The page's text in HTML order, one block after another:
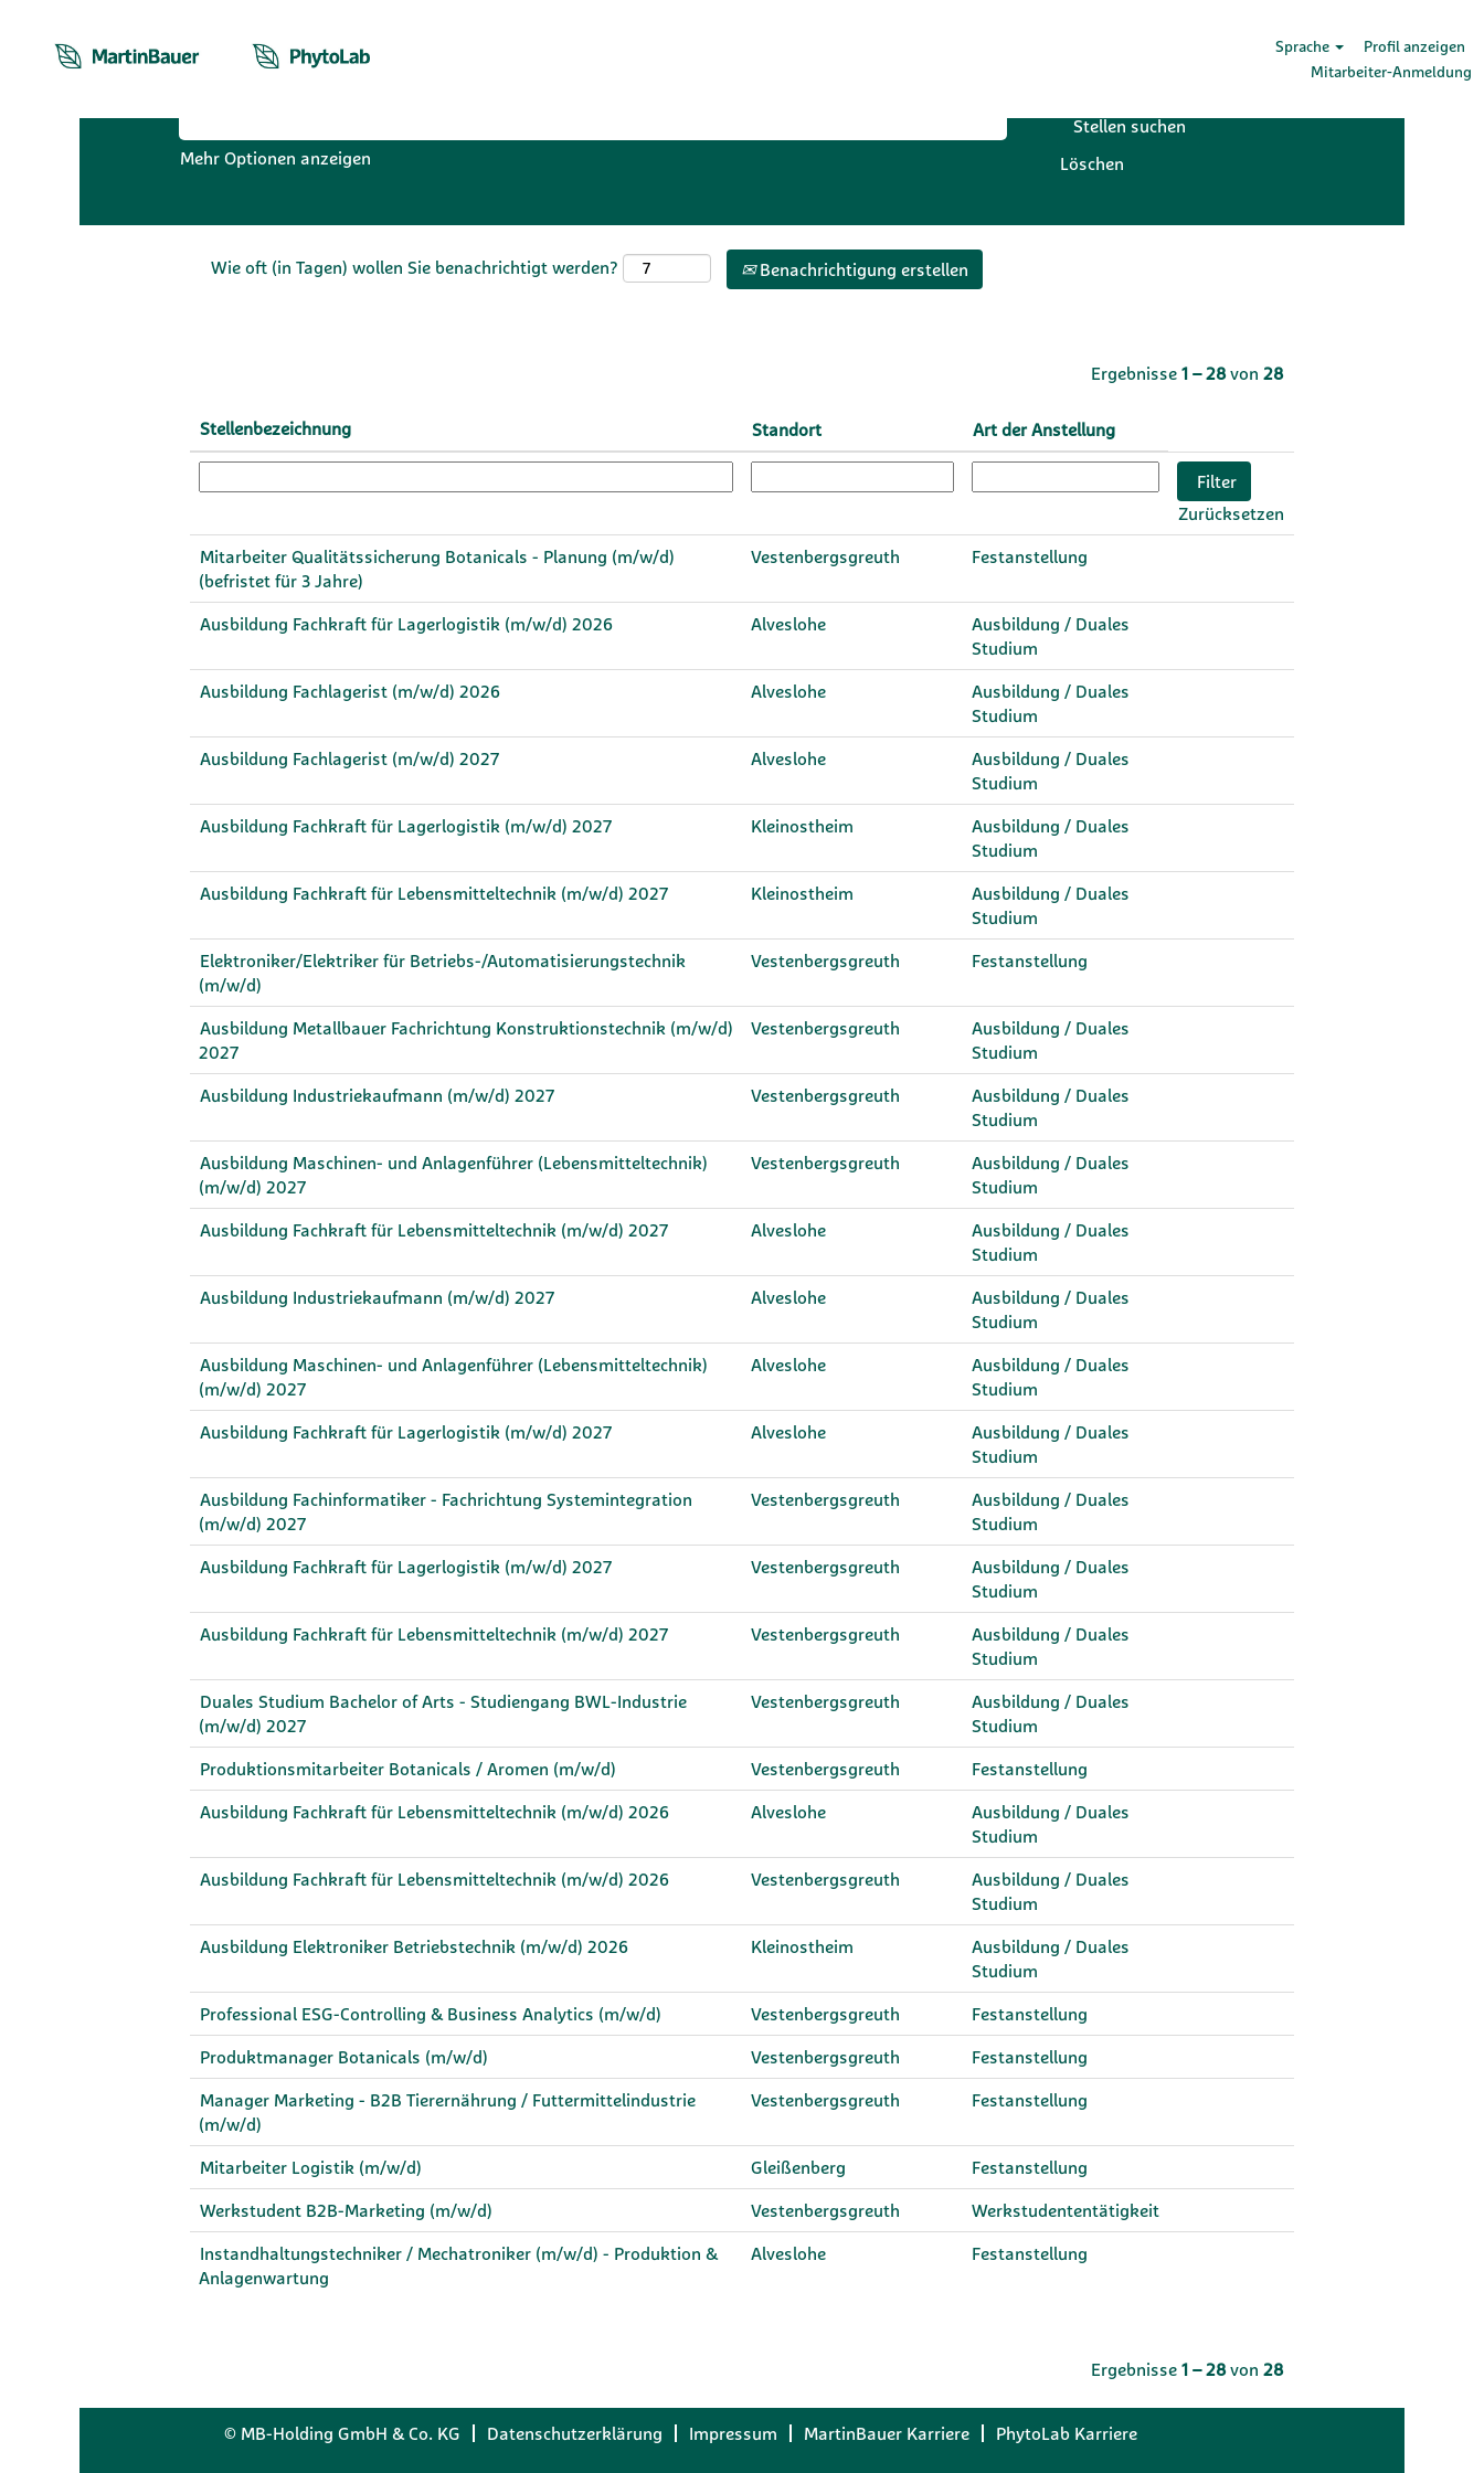
Sprache
Profil anzeigen
Mitarbeiter-Anmeldung
Mehr Optionen anzeigen Löschen
Wie oft (in Tagen) wollen Sie benachrichtigt werden? Benachrichtigung erstellen
Ergebnisse 1 – 28von 28
Stellenbezeichnung Standort Art der Anstellung
Zurücksetzen
Mitarbeiter Qualitätssicherung Botanicals - Planung (m/w/d)
(befristet für 3 Jahre)
Vestenbergsgreuth Festanstellung
Ausbildung Fachkraft für Lagerlogistik (m/w/d) 2026 Alveslohe
Ausbildung / Duales
Studium
Ausbildung Fachlagerist (m/w/d) 2026
Alveslohe
Ausbildung / Duales
Studium
Ausbildung Fachlagerist (m/w/d) 2027
Alveslohe
Ausbildung / Duales
Studium
Ausbildung Fachkraft für Lagerlogistik (m/w/d) 2027
Kleinostheim
Ausbildung / Duales
Studium
Ausbildung Fachkraft für Lebensmitteltechnik (m/w/d) 2027
Kleinostheim
Ausbildung / Duales
Studium
Elektroniker/Elektriker für Betriebs-/Automatisierungstechnik
(m/w/d)
Vestenbergsgreuth Festanstellung
Ausbildung Metallbauer Fachrichtung Konstruktionstechnik (m/w/d)
2027
Vestenbergsgreuth
Ausbildung / Duales
Studium
Ausbildung Industriekaufmann (m/w/d) 2027
Vestenbergsgreuth
Ausbildung / Duales
Studium
Ausbildung Maschinen- und Anlagenführer (Lebensmitteltechnik)
(m/w/d) 2027
Vestenbergsgreuth
Ausbildung / Duales
Studium
Ausbildung Fachkraft für Lebensmitteltechnik (m/w/d) 2027
Alveslohe
Ausbildung / Duales
Studium
Ausbildung Industriekaufmann (m/w/d) 2027
Alveslohe
Ausbildung / Duales
Studium
Ausbildung Maschinen- und Anlagenführer (Lebensmitteltechnik)
(m/w/d) 2027
Alveslohe
Ausbildung / Duales
Studium
Ausbildung Fachkraft für Lagerlogistik (m/w/d) 2027
Alveslohe
Ausbildung / Duales
Studium
Ausbildung Fachinformatiker - Fachrichtung Systemintegration
(m/w/d) 2027
Vestenbergsgreuth
Ausbildung / Duales
Studium
Ausbildung Fachkraft für Lagerlogistik (m/w/d) 2027
Vestenbergsgreuth
Ausbildung / Duales
Studium
Ausbildung Fachkraft für Lebensmitteltechnik (m/w/d) 2027
Vestenbergsgreuth
Ausbildung / Duales
Studium
Duales Studium Bachelor of Arts - Studiengang BWL-Industrie
(m/w/d) 2027
Vestenbergsgreuth
Ausbildung / Duales
Studium
Produktionsmitarbeiter Botanicals / Aromen (m/w/d)
Vestenbergsgreuth
Festanstellung
Ausbildung Fachkraft für Lebensmitteltechnik (m/w/d) 2026
Alveslohe
Ausbildung / Duales
Studium
Ausbildung Fachkraft für Lebensmitteltechnik (m/w/d) 2026
Vestenbergsgreuth
Ausbildung / Duales
Studium
Ausbildung Elektroniker Betriebstechnik (m/w/d) 2026
Kleinostheim
Ausbildung / Duales
Studium
Professional ESG-Controlling & Business Analytics (m/w/d)
Vestenbergsgreuth
Festanstellung
Produktmanager Botanicals (m/w/d)
Vestenbergsgreuth
Festanstellung
Manager Marketing - B2B Tierernährung / Futtermittelindustrie
(m/w/d)
Vestenbergsgreuth Festanstellung
Mitarbeiter Logistik (m/w/d) Gleißenberg
Festanstellung
Werkstudent B2B-Marketing (m/w/d)
Vestenbergsgreuth
Werkstudententätigkeit
Instandhaltungstechniker / Mechatroniker (m/w/d) - Produktion &
Anlagenwartung
Alveslohe Festanstellung
Ergebnisse 1 – 28von 28
© MB-Holding GmbH & Co. KG Datenschutzerklärung Impressum MartinBauer Karriere PhytoLab Karriere